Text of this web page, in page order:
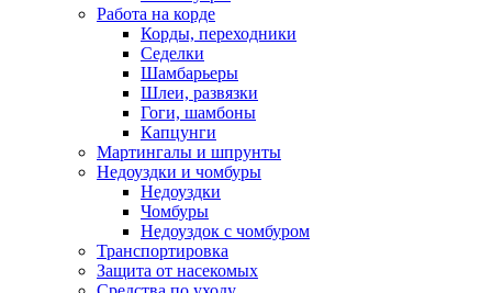
Работа на корде
Корды, переходники
Седелки
Шамбарьеры
Шлеи, развязки
Гоги, шамбоны
Капцунги
Мартингалы и шпрунты
Недоуздки и чомбуры
Недоуздки
Чомбуры
Недоуздок с чомбуром
Транспортировка
Защита от насекомых